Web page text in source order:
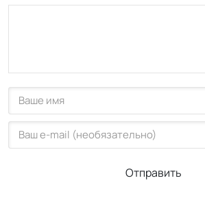
Отправить